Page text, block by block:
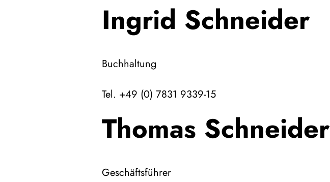
Ingrid Schneider
Buchhaltung
Tel. +49 (0) 7831 9339-15
Thomas Schneider
Geschäftsführer